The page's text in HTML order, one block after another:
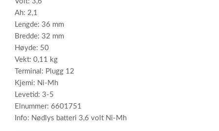
Ah: 2,1
Lengde: 36 mm
Bredde: 32 mm
Høyde: 50
Vekt: 0,11 kg
Terminal: Plugg 12
Kjemi: Ni-Mh
Levetid: 3-5
Elnummer: 6601751
Info: Nødlys batteri 3,6 volt Ni-Mh